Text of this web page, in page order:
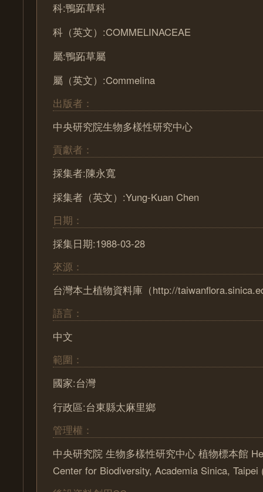
科:鴨跖草科
科（英文）:COMMELINACEAE
屬:鴨跖草屬
屬（英文）:Commelina
出版者：
中央研究院生物多樣性研究中心
貢獻者：
採集者:陳永寬
採集者（英文）:Yung-Kuan Chen
日期：
採集日期:1988-03-28
來源：
台灣本土植物資料庫（http://
語言：
中文
範圍：
國家:台灣
行政區:台東縣太麻里鄉
管理權：
中央研究院 生物多樣性研究中心 植物標本館
Center for Biodiversity, Academia Sinica, Taipei